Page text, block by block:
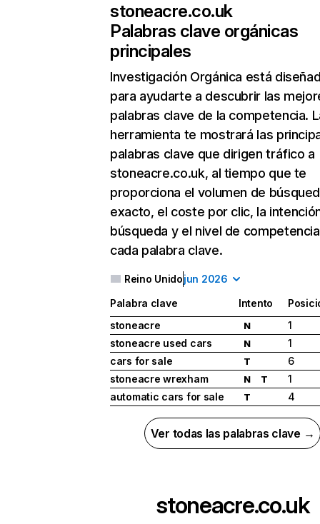
stoneacre.co.uk
Palabras clave orgánicas
principales
Investigación Orgánica está
para ayudarte a descubrir las
palabras clave de la competencia.
herramienta te mostrará las
palabras clave que dirigen tráfico a
stoneacre.co.uk, al tiempo que te
proporciona el volumen de
exacto, el coste por clic, la
búsqueda y el nivel de
cada palabra clave.
Reino Unidojun 2026
Palabra clave Intento
stoneacre
N
1
stoneacre used cars
N
1
cars for sale
T
6
stoneacre wrexham
N T
1
automatic cars for sale
T 4
Ver todas las palabras clave →
stoneacre.co.uk